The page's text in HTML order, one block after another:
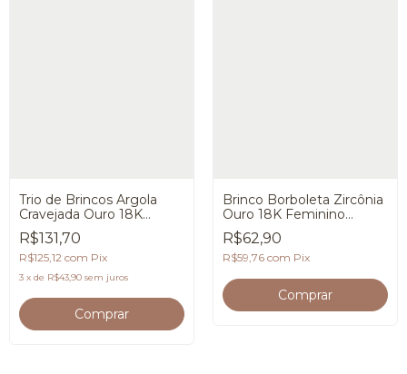
Trio de Brincos Argola
Cravejada Ouro 18K
Premium
R$131,70
R$125,12 com Pix
3 x de R$43,90 sem juros
Brinco Borboleta Zircônia
Ouro 18K Feminino
Premium
R$62,90
R$59,76 com Pix